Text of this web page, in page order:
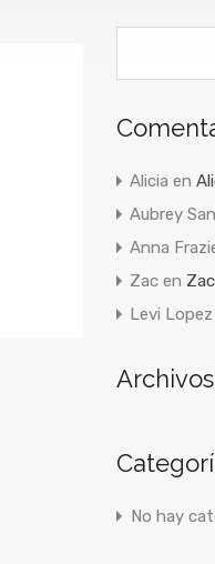
Alicia en
Aubrey
Anna
Zacen Zac
Levi Lopez
Archivos
No hay